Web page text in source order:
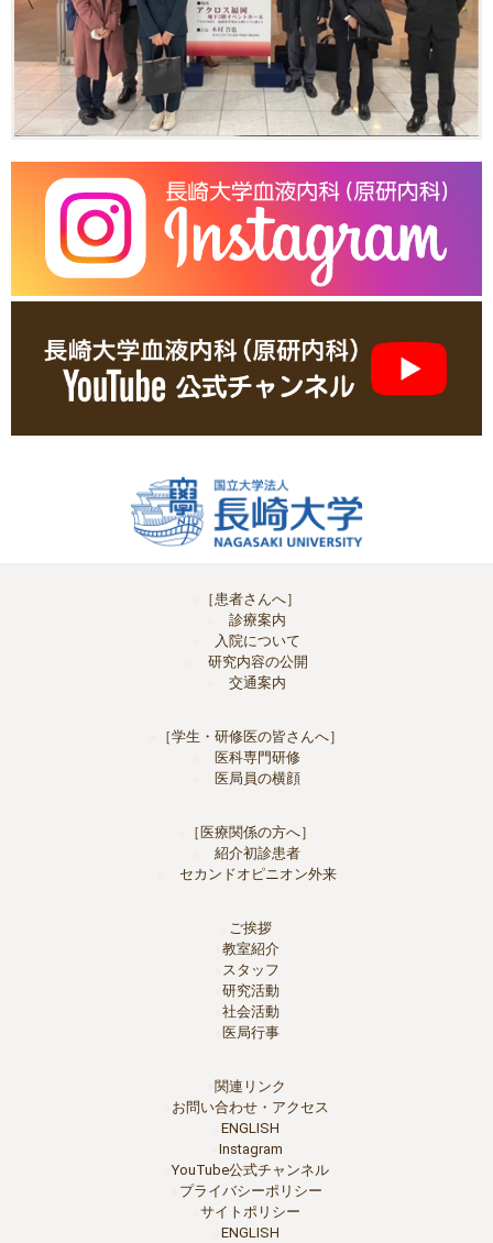
［患者さんへ］
診療案内
入院について
研究内容の公開
交通案内
［学生・研修医の皆さんへ］
医科専門研修
医局員の横顔
［医療関係の方へ］
紹介初診患者
セカンドオピニオン外来
ご挨拶
教室紹介
スタッフ
研究活動
社会活動
医局行事
関連リンク
お問い合わせ・アクセス
ENGLISH
Instagram
YouTube公式チャンネル
プライバシーポリシー
サイトポリシー
ENGLISH